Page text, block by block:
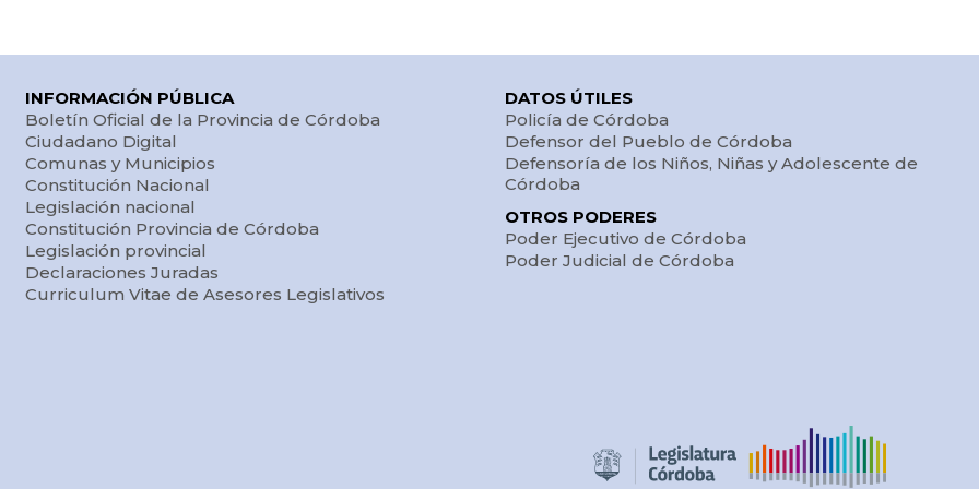
INFORMACIÓN PÚBLICA
Boletín Oficial de la Provincia de Córdoba
Ciudadano Digital
Comunas y Municipios
Constitución Nacional
Legislación nacional
Constitución Provincia de Córdoba
Legislación provincial
Declaraciones Juradas
Curriculum Vitae de Asesores Legislativos
DATOS ÚTILES
Policía de Córdoba
Defensor del Pueblo de Córdoba
Defensoría de los Niños, Niñas y Adolescente de
Córdoba
OTROS PODERES
Poder Ejecutivo de Córdoba
Poder Judicial de Córdoba